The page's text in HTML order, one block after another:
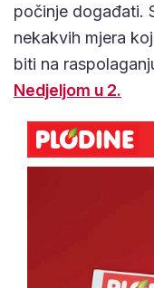
počinje događati.
nekakvih mjera
biti na
Nedjeljom u 2.